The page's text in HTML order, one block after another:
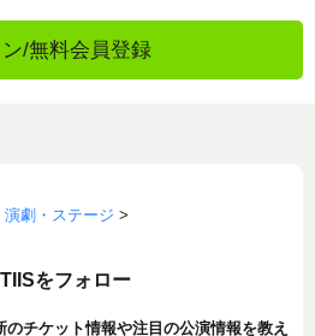
ン/無料会員登録
演劇・ステージ >
をフォロー
のチケット情報や注目の公演情報を教え